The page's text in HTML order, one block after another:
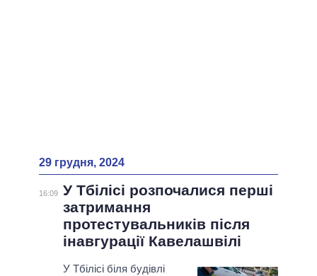
29 грудня, 2024
16:09 У Тбілісі розпочалися перші
затримання
протестувальників після
інавгурації Кавелашвілі
У Тбілісі біля будівлі